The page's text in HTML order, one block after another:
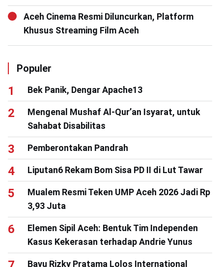
Aceh Cinema Resmi Diluncurkan, Platform
Khusus Streaming Film Aceh
Populer
Bek Panik, Dengar Apache13
Mengenal Mushaf Al-Qur’an Isyarat, untuk
Sahabat Disabilitas
Pemberontakan Pandrah
Liputan6 Rekam Bom Sisa PD II di Lut Tawar
Mualem Resmi Teken UMP Aceh 2026 Jadi Rp
3,93 Juta
Elemen Sipil Aceh: Bentuk Tim Independen
Kasus Kekerasan terhadap Andrie Yunus
Bayu Rizky Pratama Lolos International